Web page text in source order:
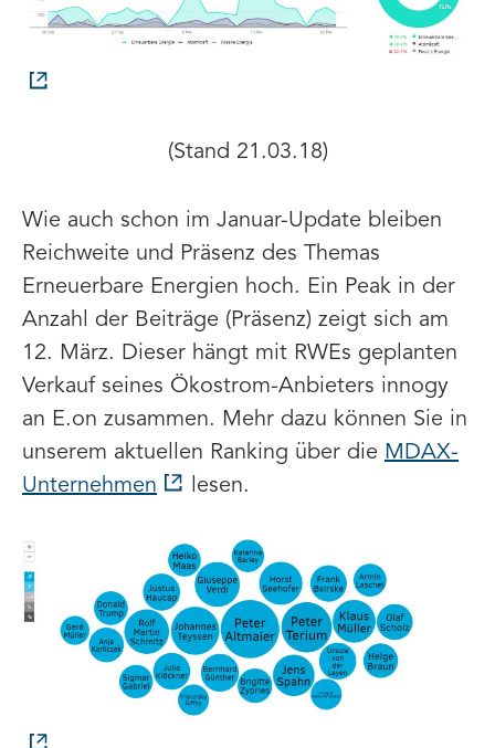
(Stand 21.03.18)
Wie auch schon im Januar-Update bleiben
Reichweite und Präsenz des Themas
Erneuerbare Energien hoch. Ein Peak in der
Anzahl der Beiträge (Präsenz) zeigt sich am
12. März. Dieser hängt mit RWEs geplanten
Verkauf seines Ökostrom-Anbieters innogy
an E.on zusammen. Mehr dazu können Sie in
unserem aktuellen Ranking über die MDAX-
Unternehmen
lesen.